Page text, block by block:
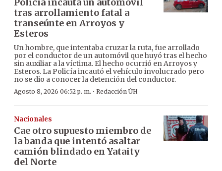
Policía incauta un automóvil
tras arrollamiento fatal a
transeúnte en Arroyos y
Esteros
Un hombre, que intentaba cruzar la ruta, fue arrollado
por el conductor de un automóvil que huyó tras el hecho
sin auxiliar a la víctima. El hecho ocurrió en Arroyos y
Esteros. La Policía incautó el vehículo involucrado pero
no se dio a conocer la detención del conductor.
Agosto 8, 2026 06:52 p. m. · Redacción ÚH
Nacionales
Cae otro supuesto miembro de
la banda que intentó asaltar
camión blindado en Yataity
del Norte